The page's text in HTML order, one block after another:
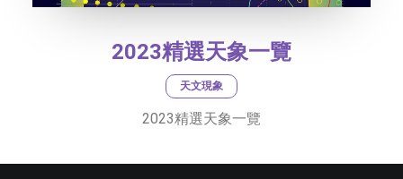
2023精選天象一覽
天文現象
2023精選天象一覽